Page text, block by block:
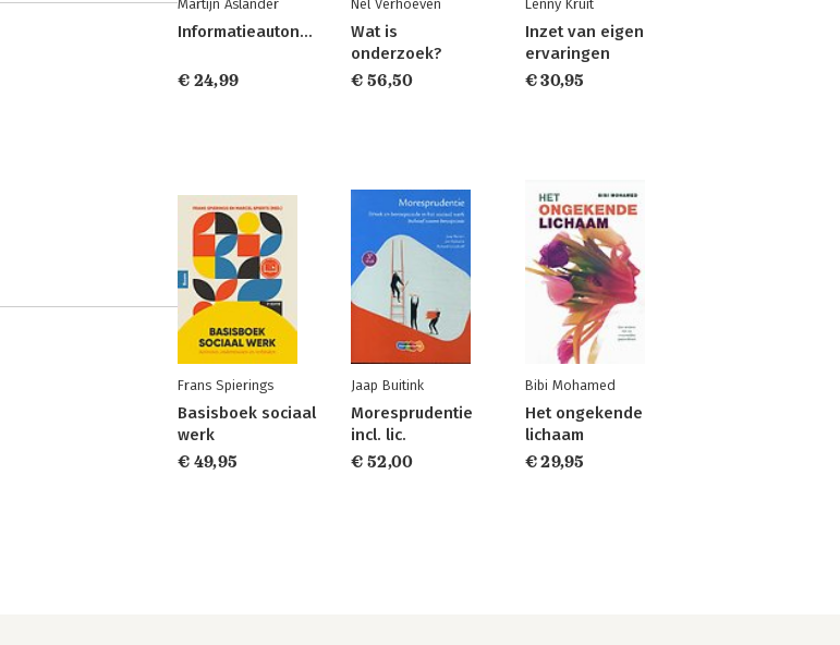
Martijn Aslander
Informatieautonomie
€ 24,99
Nel Verhoeven
Wat is
onderzoek?
€ 56,50
Lenny Kruit
Inzet van eigen
ervaringen
€ 30,95
Frans Spierings
Basisboek sociaal
werk
€ 49,95
Jaap Buitink
Moresprudentie
incl. lic.
€ 52,00
Bibi Mohamed
Het ongekende
lichaam
€ 29,95